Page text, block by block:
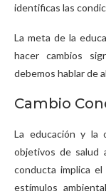
identificas las
La meta de la
hacer cambios
debemos hablar de
Cambio
La educación y la
objetivos de salud
conducta implica
estímulos